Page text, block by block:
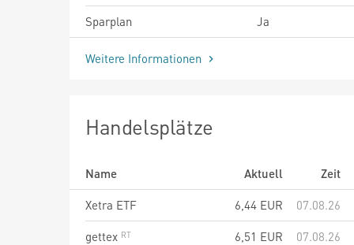
Sparplan
Ja
Weitere Informationen
Handelsplätze
Name Aktuell
Zeit
Xetra ETF
6,44 EUR
07.08.26
gettex
6,51 EUR
07.08.26